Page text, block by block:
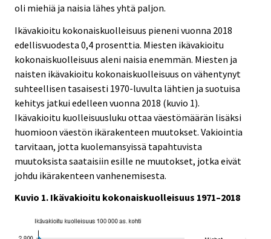
oli miehiä ja naisia lähes yhtä paljon.
Ikävakioitu kokonaiskuolleisuus pieneni vuonna 2018
edellisvuodesta 0,4 prosenttia. Miesten ikävakioitu
kokonaiskuolleisuus aleni naisia enemmän. Miesten ja
naisten ikävakioitu kokonaiskuolleisuus on vähentynyt
suhteellisen tasaisesti 1970-luvulta lähtien ja suotuisa
kehitys jatkui edelleen vuonna 2018 (kuvio 1).
Ikävakioitu kuolleisuusluku ottaa väestömäärän lisäksi
huomioon väestön ikärakenteen muutokset. Vakiointia
tarvitaan, jotta kuolemansyissä tapahtuvista
muutoksista saataisiin esille ne muutokset, jotka eivät
johdu ikärakenteen vanhenemisesta.
Kuvio 1. Ikävakioitu kokonaiskuolleisuus 1971–2018